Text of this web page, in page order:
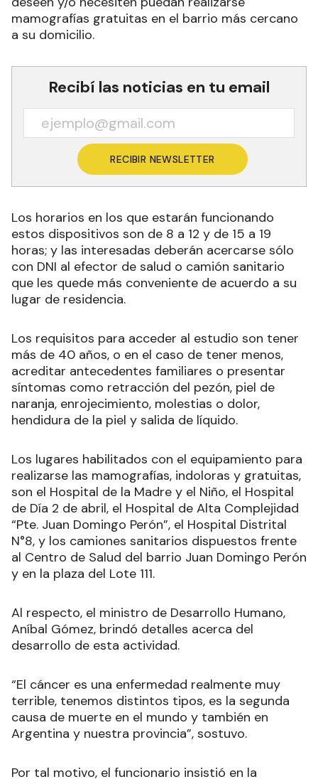
localidades del interior, para que las mujeres que
deseen y/o necesiten puedan realizarse
mamografías gratuitas en el barrio más cercano
Recibí las noticias en tu email
Los horarios en los que estarán funcionando
estos dispositivos son de 8 a 12 y de 15 a 19
horas; y las interesadas deberán acercarse sólo
con DNI al efector de salud o camión sanitario
que les quede más conveniente de acuerdo a su
Los requisitos para acceder al estudio son tener
más de 40 años, o en el caso de tener menos,
acreditar antecedentes familiares o presentar
síntomas como retracción del pezón, piel de
naranja, enrojecimiento, molestias o dolor,
Los lugares habilitados con el equipamiento para
realizarse las mamografías, indoloras y gratuitas,
son el Hospital de la Madre y el Niño, el Hospital
de Día 2 de abril, el Hospital de Alta Complejidad
“Pte. Juan Domingo Perón”, el Hospital Distrital
N°8, y los camiones sanitarios dispuestos frente
al Centro de Salud del barrio Juan Domingo Perón
Al respecto, el ministro de Desarrollo Humano,
Aníbal Gómez, brindó detalles acerca del
“El cáncer es una enfermedad realmente muy
terrible, tenemos distintos tipos, es la segunda
causa de muerte en el mundo y también en